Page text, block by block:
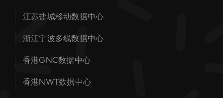
江苏盐城移动数据中心
浙江宁波多线数据中心
香港GNC数据中心
香港NWT数据中心